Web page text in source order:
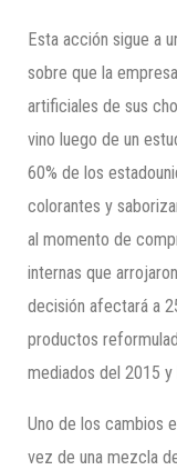
Esta acción sigue a
sobre que la
artificiales de sus
vino luego de un
60% de los
colorantes y
al momento de
internas que
decisión afectará a
productos
mediados del 2015 y
Uno de los cambios
vez de una mezcla